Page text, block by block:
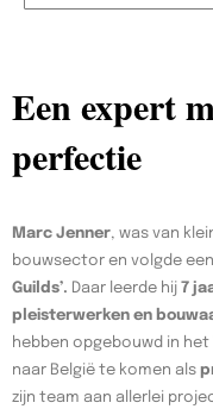
Een expert
perfectie
Marc Jenner, was van
bouwsector en volgde een
Guilds’. Daar leerde hij 7
pleisterwerken en
hebben opgebouwd in het
naar België te komen als
zijn team aan allerlei